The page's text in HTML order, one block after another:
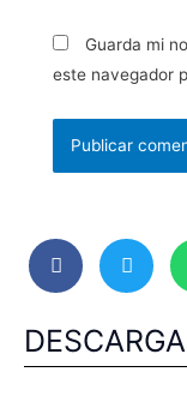
Guarda mi
este navegador